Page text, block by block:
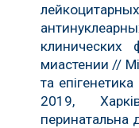
клинических
миастении //
та
2019,
перинатальна